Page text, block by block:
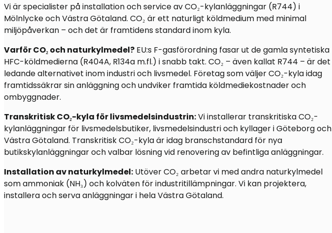
Vi är specialister på installation och service av CO₂-kylanläggningar (R744) i
Mölnlyckeoch Västra Götaland. CO₂ är ett naturligt köldmedium med minimal
miljöpåverkan – och det är framtidens standard inom kyla.
Varför CO₂ och naturkylmedel? EU:s F-gasförordning fasar ut de gamla syntetiska
HFC-köldmedierna (R404A, R134a m.fl.) i snabb takt. CO₂ – även kallat R744 – är det
ledande alternativet inom industri och livsmedel. Företag som väljer CO₂-kyla idag
framtidssäkrar sin anläggning och undviker framtida köldmediekostnader och
ombyggnader.
Transkritisk CO₂-kyla för livsmedelsindustrin:Vi installerar transkritiska CO₂-
kylanläggningar för livsmedelsbutiker, livsmedelsindustri och kyllager i Göteborg och
Västra Götaland. Transkritisk CO₂-kyla är idag branschstandard för nya
butikskylanläggningar och valbar lösning vid renovering av befintliga anläggningar.
Installation av naturkylmedel: Utöver CO₂ arbetar vi med andra naturkylmedel
som ammoniak (NH₃) och kolväten för industritillämpningar. Vi kan projektera,
installera och serva anläggningar i hela Västra Götaland.